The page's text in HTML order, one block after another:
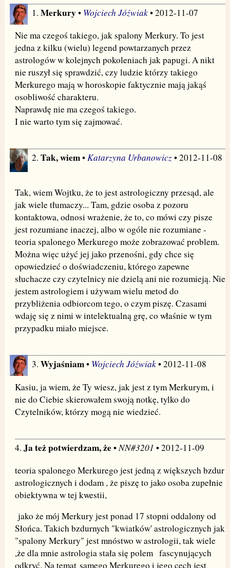
1. Merkury• Wojciech Jóźwiak• 2012-11-07
Nie ma czegoś takiego, jak spalony Merkury. To jest
jedna z kilku (wielu) legend powtarzanych przez
astrologów w kolejnych pokoleniach jak papugi. A nikt
nie ruszył się sprawdzić, czy ludzie którzy takiego
Merkurego mają w horoskopie faktycznie mają jakąś
osobliwość charakteru.
Naprawdę nie ma czegoś takiego.
I nie warto tym się zajmować.
2. Tak, wiem•Katarzyna Urbanowicz• 2012-11-08
Tak, wiem Wojtku, że to jest astrologiczny przesąd, ale
jak wiele tłumaczy... Tam, gdzie osoba z pozoru
kontaktowa, odnosi wrażenie, że to, co mówi czy pisze
jest rozumiane inaczej, albo w ogóle nie rozumiane -
teoria spalonego Merkurego może zobrazować problem.
Można więc użyć jej jako przenośni, gdy chce się
opowiedzieć o doświadczeniu, którego zapewne
słuchacze czy czytelnicy nie dzielą ani nie rozumieją. Nie
jestem astrologiem i używam wielu metod do
przybliżenia odbiorcom tego, o czym piszę. Czasami
wdaję się z nimi w intelektualną grę, co właśnie w tym
przypadku miało miejsce.
3. Wyjaśniam• Wojciech Jóźwiak• 2012-11-08
Kasiu, ja wiem, że Ty wiesz, jak jest z tym Merkurym, i
nie do Ciebie skierowałem swoją notkę, tylko do
Czytelników, którzy mogą nie wiedzieć.
4. Ja też potwierdzam, że•NN#3201 • 2012-11-09
teoria spalonego Merkurego jest jedną z większych bzdur
astrologicznych i dodam , że piszę to jako osoba zupełnie
obiektywna w tej kwestii,
jako że mój Merkury jest ponad 17 stopni oddalony od
Słońca. Takich bzdurnych "kwiatków' astrologicznych jak
"spalony Merkury" jest mnóstwo w astrologii, tak wiele
,że dla mnie astrologia stała się polem fascynujących
odkryć. Na temat samego Merkurego i jego cech jest